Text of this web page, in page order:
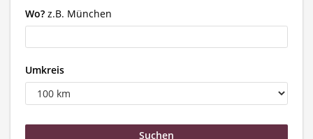
Wo? z.B. München
Umkreis